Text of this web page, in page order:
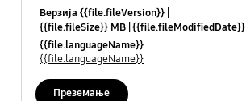
Верзија {{file.fileVersion}}
{{file.fileSize}} MB {{file.fileModifiedDate}}
{{file.osNames}}
{{file.languageName}}
{{file.languageName}}
Преземање